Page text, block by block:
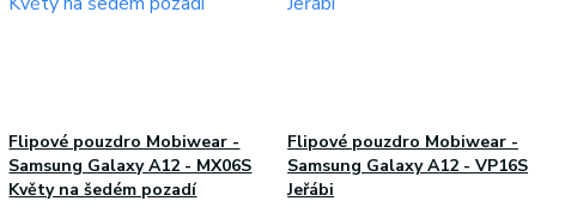
Flipové pouzdro Mobiwear -
Samsung Galaxy A12 - MX06S
Květy na šedém pozadí
Flipové pouzdro Mobiwear -
Samsung Galaxy A12 - VP16S
Jeřábi